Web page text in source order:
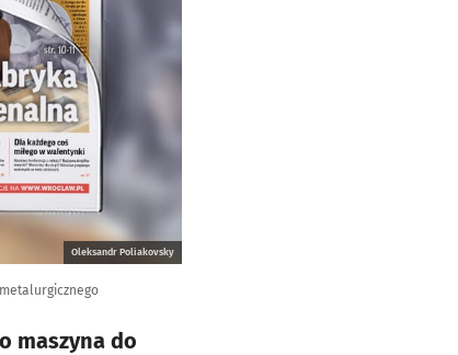
Oleksandr Poliakovsky
maszyna do